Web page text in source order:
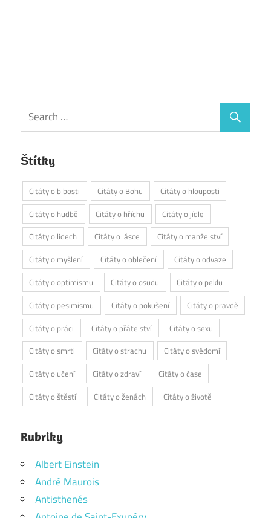
Štítky
Citáty o blbosti Citáty o Bohu
Citáty o hlouposti
Citáty o hudbě
Citáty o hříchu
Citáty o jídle
Citáty o lidech
Citáty o lásce
Citáty o manželství
Citáty o myšlení
Citáty o oblečení
Citáty o odvaze
Citáty o optimismu
Citáty o osudu
Citáty o peklu
Citáty o pesimismu
Citáty o pokušení
Citáty o pravdě
Citáty o práci
Citáty o přátelství
Citáty o sexu
Citáty o smrti
Citáty o strachu
Citáty o svědomí
Citáty o učení
Citáty o zdraví
Citáty o čase
Citáty o štěstí
Citáty o ženách Citáty o životě
Rubriky
Albert Einstein
André Maurois
Antisthenés